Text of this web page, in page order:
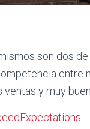
son dos
entre
y muy